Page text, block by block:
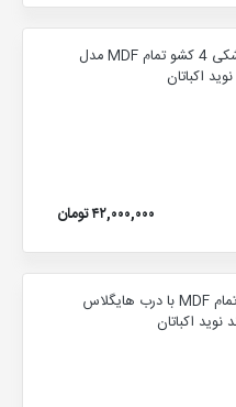
روتور دندانپزشکی 4 کشو تمام MDF مدل
۴۲,۰۰۰,۰۰۰ تومان
روتور 4 کشو تمام MDF با درب هایگلاس